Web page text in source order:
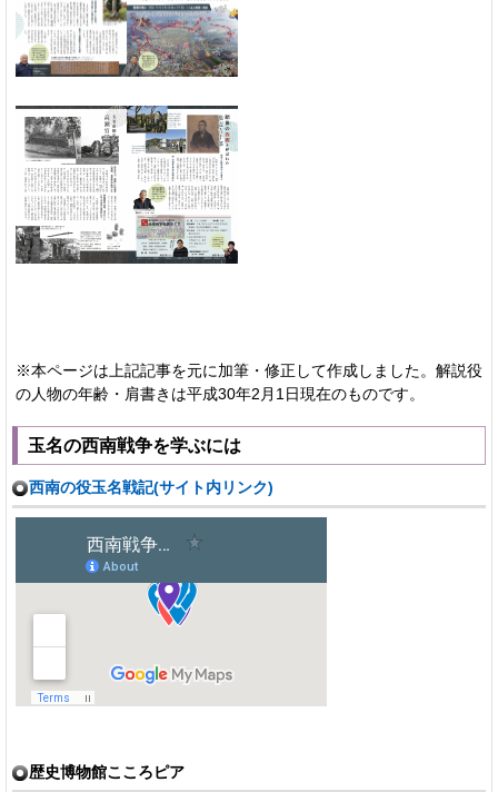
※本ページは上記記事を元に加筆・修正して作成しました。解説役
の人物の年齢・肩書きは平成30年2月1日現在のものです。
玉名の西南戦争を学ぶには
西南の役玉名戦記(サイト内リンク)
歴史博物館こころピア